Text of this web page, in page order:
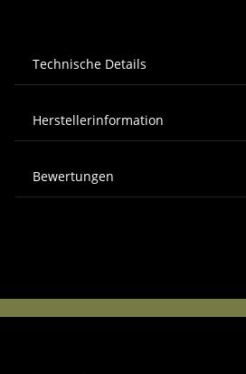
Technische Details
Herstellerinformation
Bewertungen